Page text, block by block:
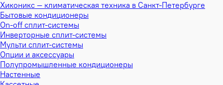
Хиконикс — климатическая техника в Санкт-Петербурге
Бытовые кондиционеры
On-off сплит-системы
Инверторные сплит-системы
Мульти сплит-системы
Опции и аксессуары
Полупромышленные кондиционеры
Настенные